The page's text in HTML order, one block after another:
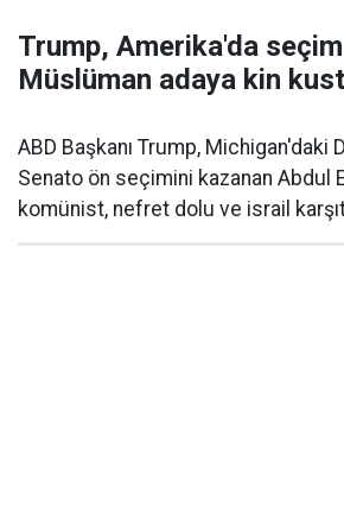
Trump, Amerika'da
Müslüman adaya kin
ABD Başkanı Trump, Michigan'daki
Senato ön seçimini kazanan Abdul
komünist, nefret dolu ve israil